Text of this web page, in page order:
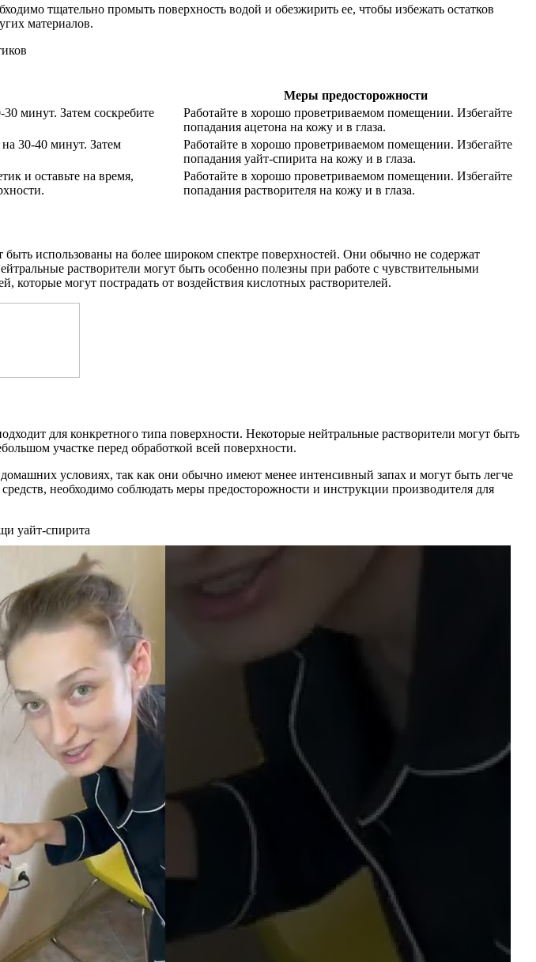
тщательно промыть поверхность водой и обезжирить ее, чтобы избежать остатков
материалов.
Меры предосторожности
минут. Затем соскребите
Работайте в хорошо проветриваемом помещении. Избегайте
попадания ацетона на кожу и в глаза.
30-40 минут. Затем
Работайте в хорошо проветриваемом помещении. Избегайте
попадания уайт-спирита на кожу и в глаза.
и оставьте на время,
Работайте в хорошо проветриваемом помещении. Избегайте
попадания растворителя на кожу и в глаза.
использованы на более широком спектре поверхностей. Они обычно не содержат
растворители могут быть особенно полезны при работе с чувствительными
могут пострадать от воздействия кислотных растворителей.
для конкретного типа поверхности. Некоторые нейтральные растворители могут быть
участке перед обработкой всей поверхности.
условиях, так как они обычно имеют менее интенсивный запах и могут быть легче
необходимо соблюдать меры предосторожности и инструкции производителя для